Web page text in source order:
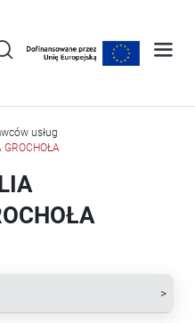
się w nowym oknie
usług